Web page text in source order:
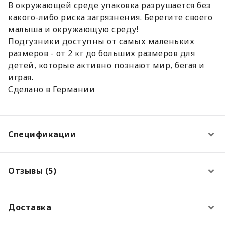
В окружающей среде упаковка разрушается без
какого-либо риска загрязнения. Берегите своего
малыша и окружающую среду!
Подгузники доступны от самых маленьких
размеров - от 2 кг до больших размеров для
детей, которые активно познают мир, бегая и
играя.
Сделано в Германии
Спецификации
Отзывы (5)
Доставка